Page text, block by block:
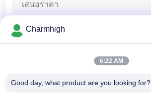
Charmhigh
6:22 AM
Good day, what product are you looking for?